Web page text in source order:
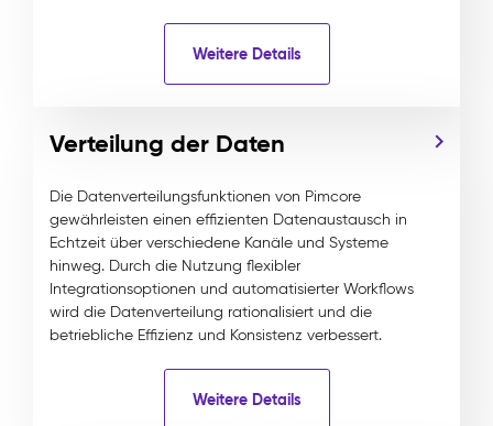
Weitere Details
Verteilung der Daten
Die Datenverteilungsfunktionen von Pimcore
gewährleisten einen effizienten Datenaustausch in
Echtzeit über verschiedene Kanäle und Systeme
hinweg. Durch die Nutzung flexibler
Integrationsoptionen und automatisierter Workflows
wird die Datenverteilung rationalisiert und die
betriebliche Effizienz und Konsistenz verbessert.
Weitere Details